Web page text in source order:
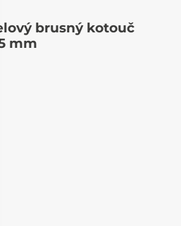
brusný kotouč
mm